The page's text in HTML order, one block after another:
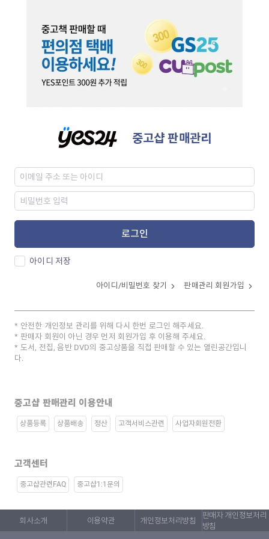
중고샵 판매관리
로그인
아이디 저장
아이디/비밀번호 찾기 판매관리 회원가입
안전한 개인정보 관리를 위해 다시 한번 로그인 해주세요.
판매자 회원이 아닌 경우 먼저 회원가입 후 이용해 주세요.
도서, 전집, 음반 DVD의 중고상품을 직접 판매할 수 있는 열린공간입니
다.
중고샵 판매관리 이용안내
상품등록 상품배송 정산 고객서비스관련 사업자회원전환
고객센터
중고샵관련FAQ 중고샵1:1문의
회사소개 이용약관 개인정보처리방침
판매자 개인정보처리
방침